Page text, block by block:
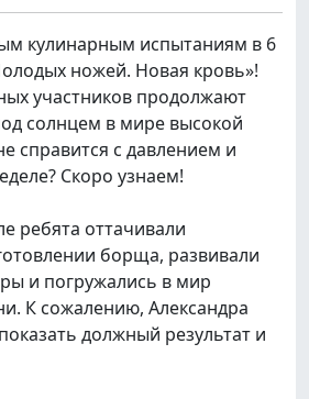
кулинарным испытаниям в 6
ножей. Новая кровь»!
участников продолжают
солнцем в мире высокой
справится с давлением и
Скоро узнаем!
ребята оттачивали
борща, развивали
и погружались в мир
К сожалению, Александра
должный результат и